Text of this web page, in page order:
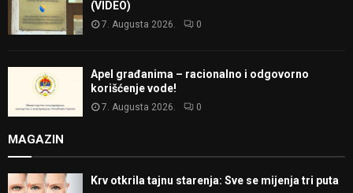
(VIDEO)
7. Augusta 2026. 0
Apel građanima – racionalno i odgovorno
korišćenje vode!
7. Augusta 2026. 0
MAGAZIN
Krv otkrila tajnu starenja: Sve se mijenja tri puta